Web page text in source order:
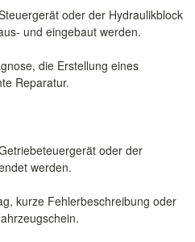
oder der Hydraulikblock
und eingebaut werden.
die Erstellung eines
Reparatur.
oder der
werden.
kurze Fehlerbeschreibung oder